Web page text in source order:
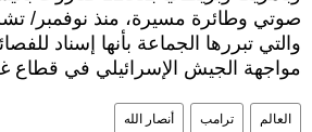
والتي تبررها الجماعة بأنها إسناد
مواجهة الجيش الإسرائيلي في قطاع
العالم ترامب أنصار الله